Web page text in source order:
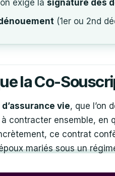
exige la signature des
(1er ou 2nd
la Co-
vie, que l’on
contracter ensemble, en
ce contrat
mariés sous un